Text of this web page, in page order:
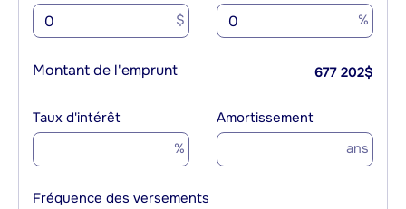
$ %
Montant de l'emprunt 677 202$
Taux d'intérêt
%
Amortissement
ans
Fréquence des versements